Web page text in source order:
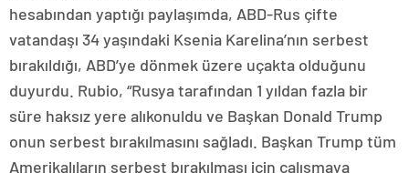
hesabından yaptığı paylaşımda, ABD-Rus çifte
vatandaşı 34 yaşındaki Ksenia Karelina’nın serbest
bırakıldığı, ABD’ye dönmek üzere uçakta olduğunu
duyurdu. Rubio, “Rusya tarafından 1 yıldan fazla bir
süre haksız yere alıkonuldu ve Başkan Donald Trump
onun serbest bırakılmasını sağladı. Başkan Trump tüm
Amerikalıların serbest bırakılması için çalışmaya